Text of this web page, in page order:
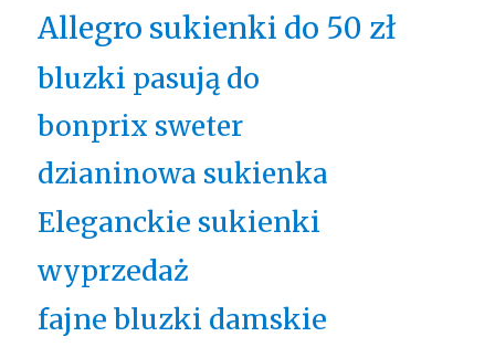
Allegro sukienki do 50 zł
bluzki pasują do
bonprix sweter
dzianinowa sukienka
Eleganckie sukienki
wyprzedaż
fajne bluzki damskie